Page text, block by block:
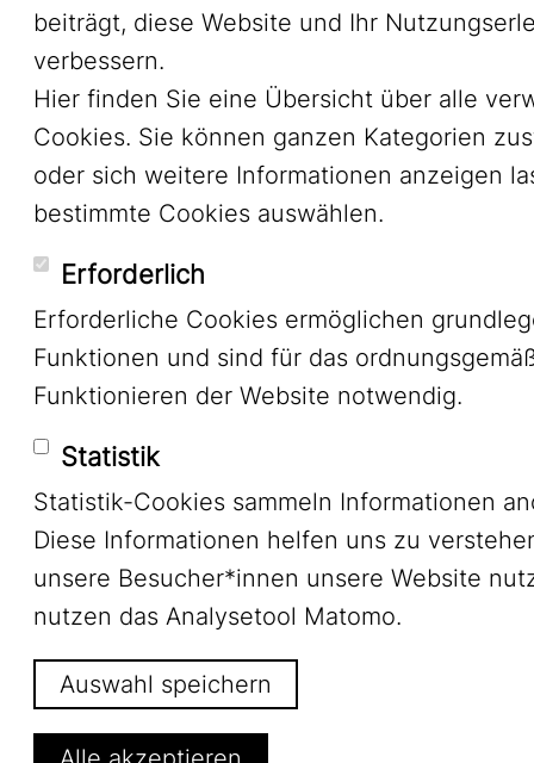
beiträgt, diese Website und Ihr
verbessern.
Hier finden Sie eine Übersicht über alle
Cookies. Sie können ganzen Kategorien
oder sich weitere Informationen anzeigen
bestimmte Cookies auswählen.
Erforderlich
Erforderliche Cookies ermöglichen
Funktionen und sind für das
Funktionieren der Website notwendig.
Statistik
Statistik-Cookies sammeln Informationen
Diese Informationen helfen uns zu
unsere Besucher*innen unsere Website
nutzen das Analysetool Matomo.
Auswahl speichern